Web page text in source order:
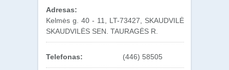
Adresas:
Kelmės g. 40 - 11, LT-73427, SKAUDVILĖ
SKAUDVILĖS SEN. TAURAGĖS R.
Telefonas: (446) 58505